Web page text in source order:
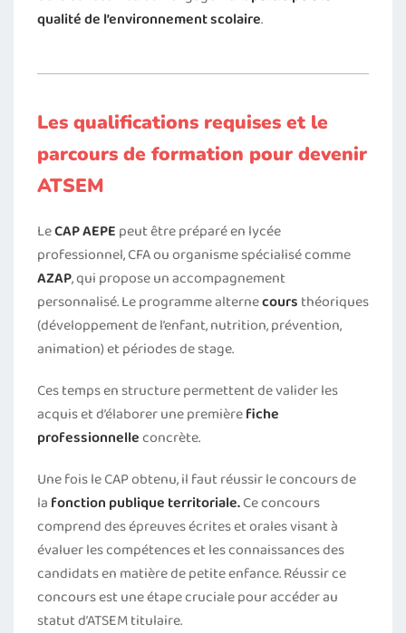
qualité de l’environnement scolaire.
Les qualifications requises et le
parcours de formation pour devenir
ATSEM
LeCAP AEPE peut être préparé en lycée
professionnel, CFA ou organisme spécialisé comme
AZAP, qui propose un accompagnement
personnalisé. Le programme alternecours théoriques
(développement de l’enfant, nutrition, prévention,
animation) et périodes de stage.
Ces temps en structure permettent de valider les
acquis et d’élaborer une premièrefiche
professionnelleconcrète.
Une fois le CAP obtenu, il faut réussir le concours de
la fonction publique territoriale.Ce concours
comprend des épreuves écrites et orales visant à
évaluer les compétences et les connaissances des
candidats en matière de petite enfance. Réussir ce
concours est une étape cruciale pour accéder au
statut d’ATSEM titulaire.